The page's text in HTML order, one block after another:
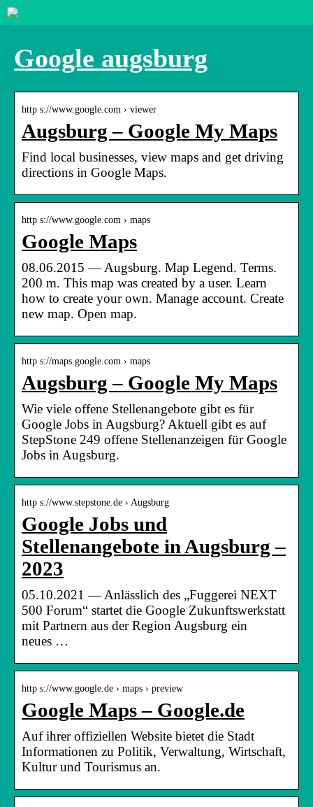
Google augsburg
http s://www.google.com › viewer
Augsburg – Google My Maps
Find local businesses, view maps and get driving
directions in Google Maps.
http s://www.google.com › maps
Google Maps
08.06.2015 — Augsburg. Map Legend. Terms.
200 m. This map was created by a user. Learn
how to create your own. Manage account. Create
new map. Open map.
http s://maps.google.com › maps
Augsburg – Google My Maps
Wie viele offene Stellenangebote gibt es für
Google Jobs in Augsburg? Aktuell gibt es auf
StepStone 249 offene Stellenanzeigen für Google
Jobs in Augsburg.
http s://www.stepstone.de › Augsburg
Google Jobs und
Stellenangebote in Augsburg –
2023
05.10.2021 — Anlässlich des „Fuggerei NEXT
500 Forum“ startet die Google Zukunftswerkstatt
mit Partnern aus der Region Augsburg ein
neues …
http s://www.google.de › maps › preview
Google Maps – Google.de
Auf ihrer offiziellen Website bietet die Stadt
Informationen zu Politik, Verwaltung, Wirtschaft,
Kultur und Tourismus an.